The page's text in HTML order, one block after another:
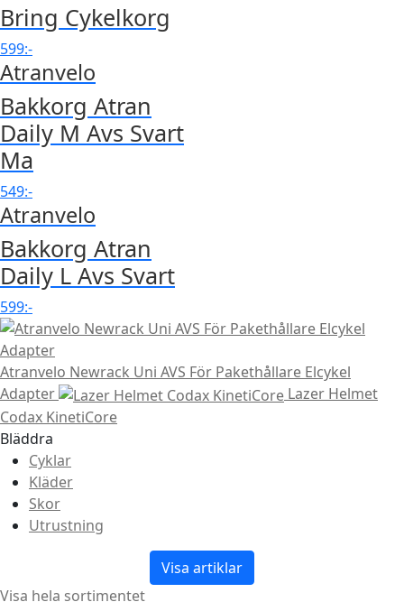
Bring Cykelkorg
599:-
Atranvelo
Bakkorg Atran
Daily M Avs Svart
Ma
549:-
Atranvelo
Bakkorg Atran
Daily L Avs Svart
599:-
Atranvelo Newrack Uni AVS För Pakethållare Elcykel
Adapter
Lazer Helmet
Codax KinetiCore
Bläddra
Cyklar
Kläder
Skor
Utrustning
Visa artiklar
Visa hela sortimentet